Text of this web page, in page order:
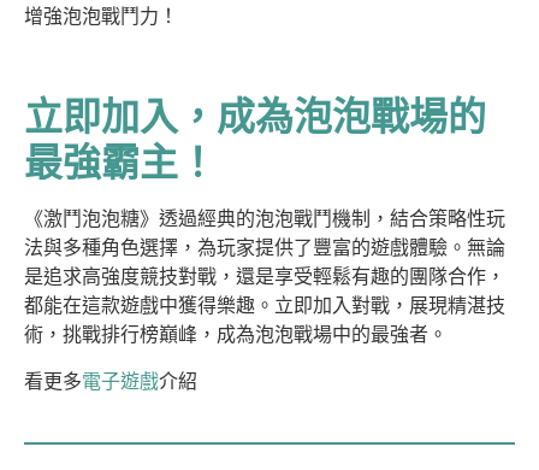
增強泡泡戰鬥力！
立即加入，成為泡泡戰場的
最強霸主！
《激鬥泡泡糖》透過經典的泡泡戰鬥機制，結合策略性玩
法與多種角色選擇，為玩家提供了豐富的遊戲體驗。無論
是追求高強度競技對戰，還是享受輕鬆有趣的團隊合作，
都能在這款遊戲中獲得樂趣。立即加入對戰，展現精湛技
術，挑戰排行榜巔峰，成為泡泡戰場中的最強者。
看更多電子遊戲介紹